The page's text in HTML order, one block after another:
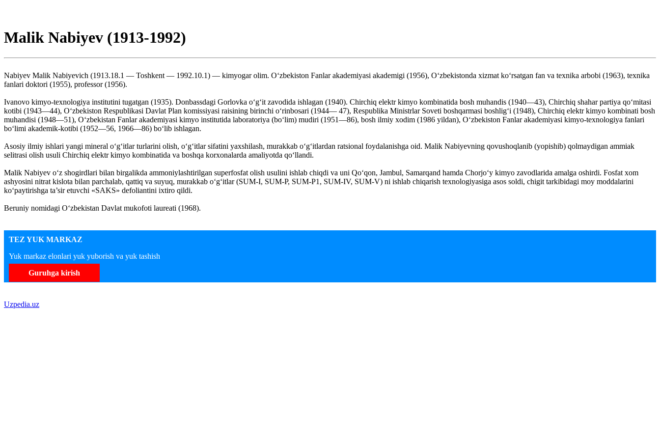
Malik Nabiyev (1913-1992)
Nabiyev Malik Nabiyevich (1913.18.1 — Toshkent — 1992.10.1) — kimyogar olim. O‘zbekiston Fanlar akademiyasi akademigi (1956), O‘zbekistonda xizmat ko‘rsatgan fan va texnika arbobi (1963), texnika
fanlari doktori (1955), professor (1956).
Ivanovo kimyo-texnologiya institutini tugatgan (1935). Donbassdagi Gorlovka o‘g‘it zavodida ishlagan (1940). Chirchiq elektr kimyo kombinatida bosh muhandis (1940—43), Chirchiq shahar partiya qo‘mitasi
kotibi (1943—44), O‘zbekiston Respublikasi Davlat Plan komissiyasi raisining birinchi o‘rinbosari (1944— 47), Respublika Ministrlar Soveti boshqarmasi boshlig‘i (1948), Chirchiq elektr kimyo kombinati bosh
muhandisi (1948—51), O‘zbekistan Fanlar akademiyasi kimyo institutida laboratoriya (bo‘lim) mudiri (1951—86), bosh ilmiy xodim (1986 yildan), O‘zbekiston Fanlar akademiyasi kimyo-texnologiya fanlari
bo‘limi akademik-kotibi (1952—56, 1966—86) bo‘lib ishlagan.
Asosiy ilmiy ishlari yangi mineral o‘g‘itlar turlarini olish, o‘g‘itlar sifatini yaxshilash, murakkab o‘g‘itlardan ratsional foydalanishga oid. Malik Nabiyevning qovushoqlanib (yopishib) qolmaydigan ammiak
selitrasi olish usuli Chirchiq elektr kimyo kombinatida va boshqa korxonalarda amaliyotda qo‘llandi.
Malik Nabiyev o‘z shogirdlari bilan birgalikda ammoniylashtirilgan superfosfat olish usulini ishlab chiqdi va uni Qo‘qon, Jambul, Samarqand hamda Chorjo‘y kimyo zavodlarida amalga oshirdi. Fosfat xom
ashyosini nitrat kislota bilan parchalab, qattiq va suyuq, murakkab o‘g‘itlar (SUM-I, SUM-P, SUM-P1, SUM-IV, SUM-V) ni ishlab chiqarish texnologiyasiga asos soldi, chigit tarkibidagi moy moddalarini
ko‘paytirishga ta’sir etuvchi «SAKS» defoliantini ixtiro qildi.
Beruniy nomidagi O‘zbekistan Davlat mukofoti laureati (1968).
TEZ YUK MARKAZ
Yuk markaz elonlari yuk yuborish va yuk tashish
Guruhga kirish
Uzpedia.uz